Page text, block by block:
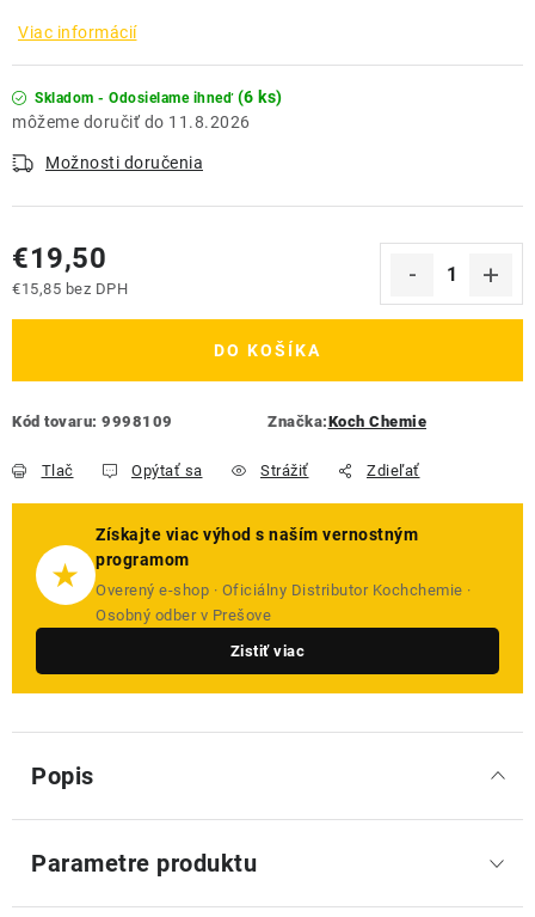
Viac informácií
Skladom - Odosielame ihneď (6 ks)
11.8.2026
Možnosti doručenia
€19,50
€15,85 bez DPH
DO KOŠÍKA
Kód tovaru: 9998109 Značka:Koch Chemie
Tlač Opýtať sa Strážiť Zdieľať
★
Získajte viac výhod s naším vernostným
programom
Overený e-shop · Oficiálny Distributor Kochchemie ·
Osobný odber v Prešove
Zistiť viac
Popis
Parametre produktu